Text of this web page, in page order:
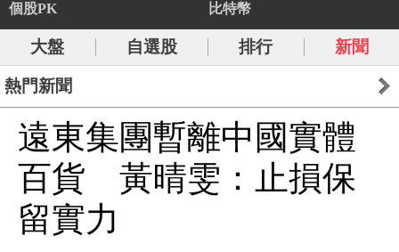
個股PK 比特幣
大盤 自選股 排行 新聞
熱門新聞
遠東集團暫離中國實體
百貨 黃晴雯：止損保
留實力